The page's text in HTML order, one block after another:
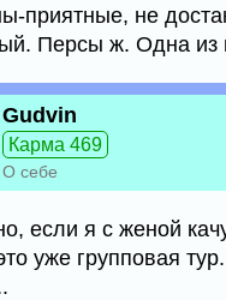
приятные, не
Персы ж. Одна
Gudvin
Карма 469
О себе
если я с женой
уже групповая